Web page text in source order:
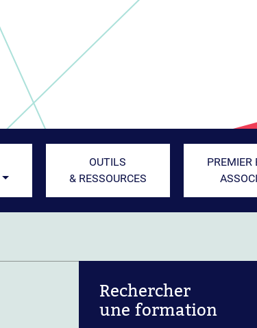
OUTILS
& RESSOURCES
PREMIER
Rechercher
une formation